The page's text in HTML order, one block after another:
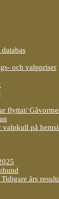
och valppriser
flyttat/
valpkull på
års